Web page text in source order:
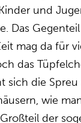
und
Das
mag da für
das
sich die
wie
der